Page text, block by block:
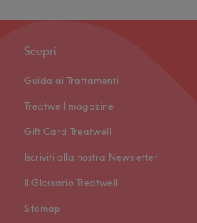
Scopri
Guida ai Trattamenti
Treatwell magazine
Gift Card Treatwell
Iscriviti alla nostra Newsletter
Il Glossario Treatwell
Sitemap